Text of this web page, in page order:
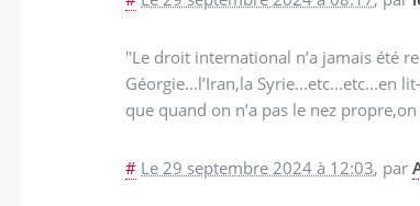
"Le droit international n’a jamais été
Géorgie...l’Iran,la Syrie...etc...etc...en
que quand on n’a pas le nez
# Le 29 septembre 2024 à 12:03, par